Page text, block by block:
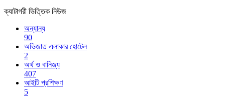
ক্যাটাগরী ভিত্তিক নিউজ
অন্যান্য
90
অভিজাত এলাকার হোটেল
2
অর্থ ও বানিজ্য
407
আইটি প্রশিক্ষণ
5